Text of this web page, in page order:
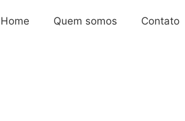
Home Quem somos Contato